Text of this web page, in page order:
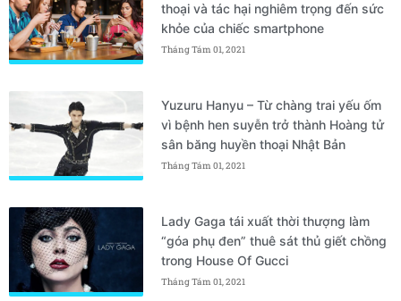
thoại và tác hại nghiêm trọng đến sức
khỏe của chiếc smartphone
Tháng Tám 01, 2021
Yuzuru Hanyu – Từ chàng trai yếu ốm
vì bệnh hen suyễn trở thành Hoàng tử
sân băng huyền thoại Nhật Bản
Tháng Tám 01, 2021
Lady Gaga tái xuất thời thượng làm
“góa phụ đen” thuê sát thủ giết chồng
trong House Of Gucci
Tháng Tám 01, 2021